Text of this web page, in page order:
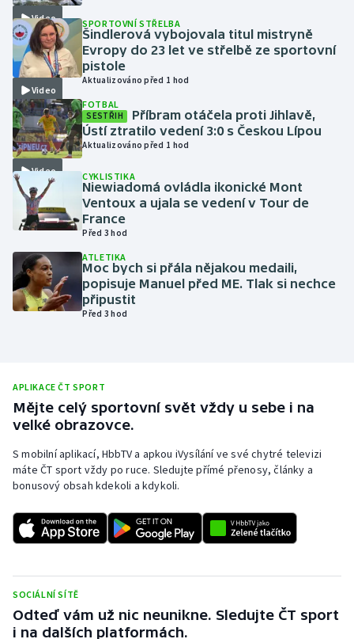
Judo
Krasobruslení
Lezení
Lyže a snowboard
Moderní pětiboj
Motorsport
Olympijské hry
Parasport
Plavání
Ragby
Rychlobruslení
Rychlostní kanoistika
Sportovní střelba
Stolní tenis
Triatlon
Video
Video
SPORTOVNÍ STŘELBA
Šindlerová vybojovala titul mistryně
Evropy do 23 let ve střelbě ze sportovní
pistole
Aktualizováno před 1 hod
Video
FOTBAL
SESTŘIH
Příbram otáčela proti Jihlavě,
Ústí ztratilo vedení 3:0 s Českou Lípou
Aktualizováno před 1 hod
CYKLISTIKA
Niewiadomá ovládla ikonické Mont
Ventoux a ujala se vedení v Tour de
France
Před 3 hod
ATLETIKA
Moc bych si přála nějakou medaili,
popisuje Manuel před ME. Tlak si nechce
připustit
Před 3 hod
APLIKACE ČT SPORT
Mějte celý sportovní svět vždy u sebe i na
velké obrazovce.
S mobilní aplikací, HbbTV a apkou iVysílání ve své chytré televizi
máte ČT sport vždy po ruce. Sledujte přímé přenosy, články a
bonusový obsah kdekoli a kdykoli.
SOCIÁLNÍ SÍTĚ
Odteď vám už nic neunikne. Sledujte ČT sport
i na dalších platformách.